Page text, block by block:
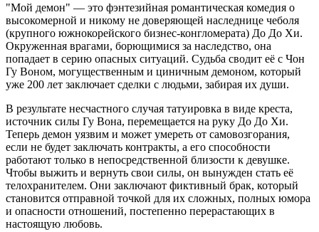
"Мой демон" — это фэнтезийная романтическая комедия о
высокомерной и никому не доверяющей наследнице чеболя
(крупного южнокорейского бизнес-конгломерата) До До Хи.
Окруженная врагами, борющимися за наследство, она
попадает в серию опасных ситуаций. Судьба сводит её с Чон
Гу Воном, могущественным и циничным демоном, который
уже 200 лет заключает сделки с людьми, забирая их души.
В результате несчастного случая татуировка в виде креста,
источник силы Гу Вона, перемещается на руку До До Хи.
Теперь демон уязвим и может умереть от самовозгорания,
если не будет заключать контракты, а его способности
работают только в непосредственной близости к девушке.
Чтобы выжить и вернуть свои силы, он вынужден стать её
телохранителем. Они заключают фиктивный брак, который
становится отправной точкой для их сложных, полных юмора
и опасности отношений, постепенно перерастающих в
настоящую любовь.